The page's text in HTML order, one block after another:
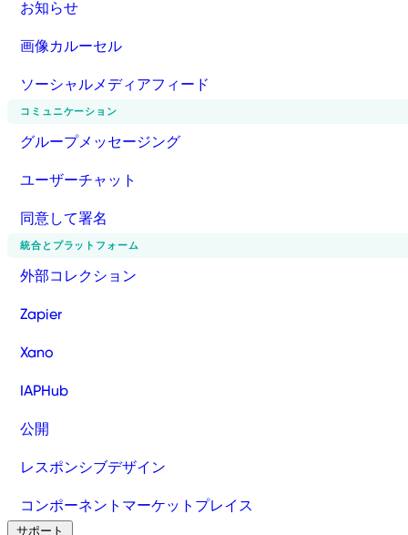
お知らせ
画像カルーセル
ソーシャルメディアフィード
コミュニケーション
グループメッセージング
ユーザーチャット
同意して署名
統合とプラットフォーム
外部コレクション
Zapier
Xano
IAPHub
公開
レスポンシブデザイン
コンポーネントマーケットプレイス